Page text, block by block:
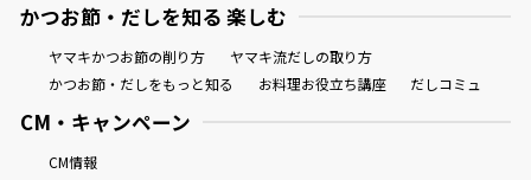
かつお節・だしを知る 楽しむ
ヤマキかつお節の削り方
ヤマキ流だしの取り方
かつお節・だしをもっと知る
お料理お役立ち講座 だしコミュ
CM・キャンペーン
CM情報